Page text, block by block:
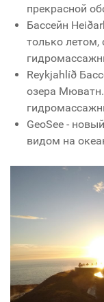
прекрасной
Бассейн
только летом,
Reykjahlíð
озера Мюватн.
GeoSee -
видом на